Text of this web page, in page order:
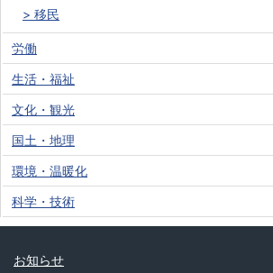
移民
労働
生活・福祉
文化・観光
国土・地理
環境・温暖化
科学・技術
お知らせ